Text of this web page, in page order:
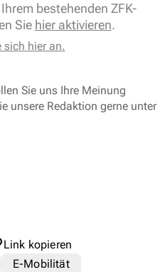
bestehenden ZFK-
Sie hier aktivieren.
sich hier an.
Sie uns Ihre Meinung
unsere Redaktion gerne unter
Link kopieren
E-Mobilität